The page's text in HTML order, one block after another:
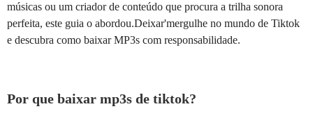
músicas ou um criador de conteúdo que procura a trilha sonora
perfeita, este guia o abordou.Deixar'mergulhe no mundo de Tiktok
e descubra como baixar MP3s com responsabilidade.
Por que baixar mp3s de tiktok?